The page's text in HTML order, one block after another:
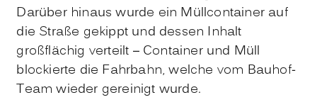
Darüber hinaus wurde ein Müllcontainer auf
die Straße gekippt und dessen Inhalt
großflächig verteilt – Container und Müll
blockierte die Fahrbahn, welche vom Bauhof-
Team wieder gereinigt wurde.